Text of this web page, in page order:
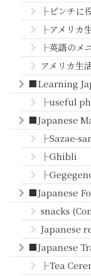
├ピンチに
├アメリカ
├英語のメ
アメリカ生
■Learning
├useful
■Japanese
├Sazae-
├Ghibli
■Japanese
snacks
Japanese
■Japanese
├Tea